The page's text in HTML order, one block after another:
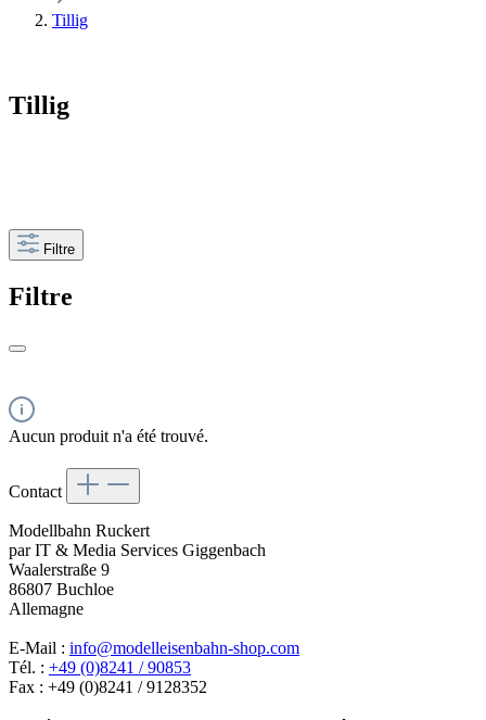
Tillig
Tillig
Filtre
Filtre
Aucun produit n'a été trouvé.
Contact
Modellbahn Ruckert
par IT & Media Services Giggenbach
Waalerstraße 9
86807 Buchloe
Allemagne
E-Mail : info@modelleisenbahn-shop.com
Tél. : +49 (0)8241 / 90853
Fax : +49 (0)8241 / 9128352